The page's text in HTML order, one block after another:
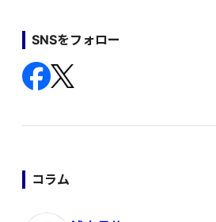
SNSをフォロー
コラム